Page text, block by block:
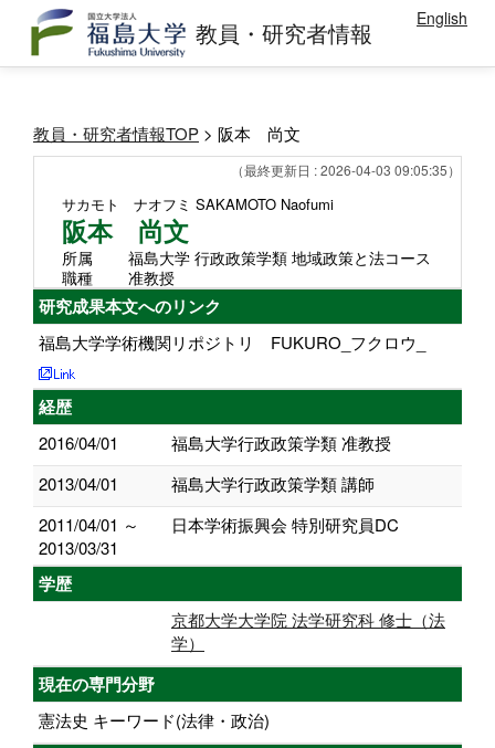
教員・研究者情報 English
教員・研究者情報TOP > 阪本 尚文
（最終更新日 : 2026-04-03 09:05:35）
サカモト ナオフミ SAKAMOTO Naofumi
阪本 尚文
所属
福島大学 行政政策学類 地域政策と法コース
職種
准教授
研究成果本文へのリンク
福島大学学術機関リポジトリ FUKURO_フクロウ_
経歴
2016/04/01
福島大学行政政策学類 准教授
2013/04/01
福島大学行政政策学類 講師
2011/04/01 ～
2013/03/31
日本学術振興会 特別研究員DC
学歴
京都大学大学院 法学研究科 修士（法
学）
現在の専門分野
憲法史 キーワード(法律・政治)